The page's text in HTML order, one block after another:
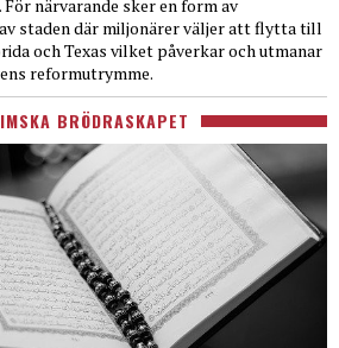
närvarande sker en form av
staden där miljonärer väljer att flytta till
och Texas vilket påverkar och utmanar
reformutrymme.
BRÖDRASKAPET